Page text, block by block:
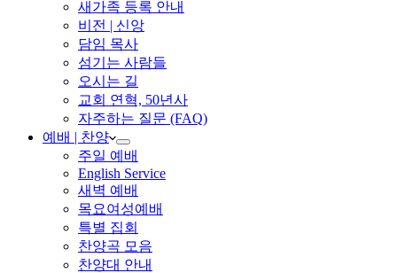
새가족 등록 안내
비전 | 신앙
담임 목사
섬기는 사람들
오시는 길
교회 연혁, 50년사
자주하는 질문 (FAQ)
예배 | 찬양
주일 예배
English Service
새벽 예배
목요여성예배
특별 집회
찬양곡 모음
찬양대 안내